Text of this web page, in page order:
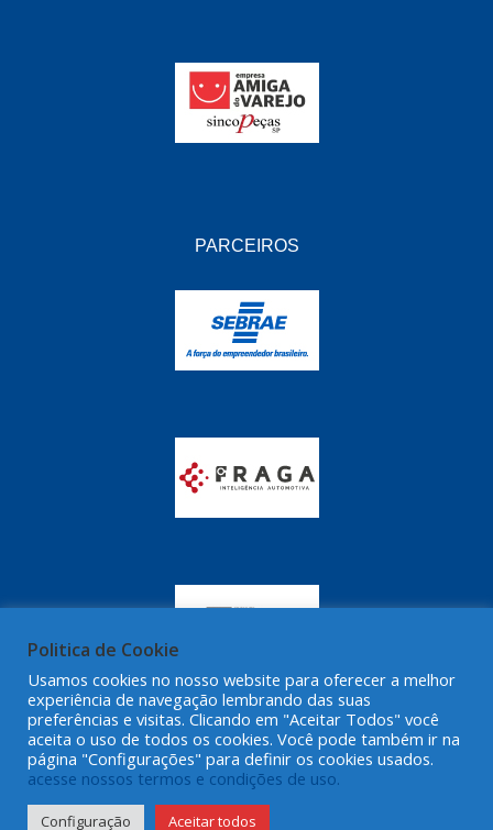
PARCEIROS
Politica de Cookie
Usamos cookies no nosso website para oferecer a melhor
experiência de navegação lembrando das suas
preferências e visitas. Clicando em "Aceitar Todos" você
aceita o uso de todos os cookies. Você pode também ir na
página "Configurações" para definir os cookies usados.
acesse nossos termos e condições de uso.
Configuração Aceitar todos